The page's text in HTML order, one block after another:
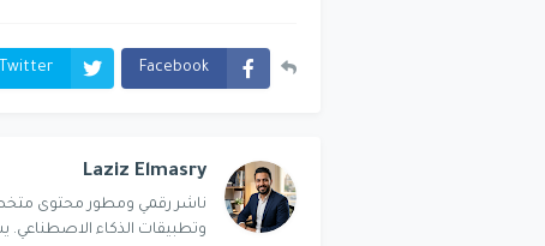
Facebook
Twitter
Laziz Elmasry